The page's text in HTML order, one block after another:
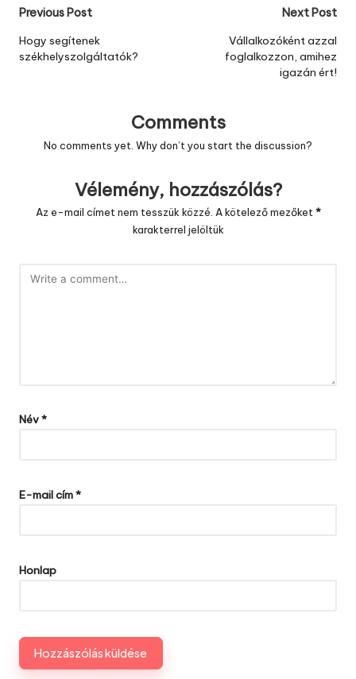
Post
navigation
Previous Post
Hogy segítenek
székhelyszolgáltatók?
Next Post
Vállalkozóként azzal
foglalkozzon, amihez
igazán ért!
Comments
No comments yet. Why don’t you start the discussion?
Vélemény, hozzászólás?
Az e-mail címet nem tesszük közzé. A kötelező mezőket*
karakterrel jelöltük
Név*
E-mail cím*
Honlap